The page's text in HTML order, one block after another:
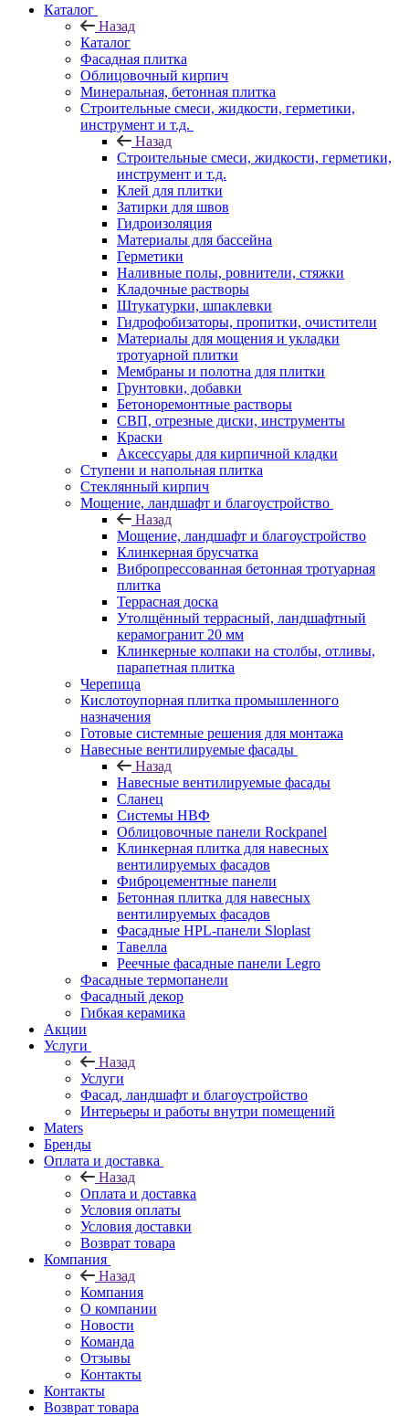
Каталог
Назад
Каталог
Фасадная плитка
Облицовочный кирпич
Минеральная, бетонная плитка
Строительные смеси, жидкости, герметики,
инструмент и т.д.
Назад
Строительные смеси, жидкости, герметики,
инструмент и т.д.
Клей для плитки
Затирки для швов
Гидроизоляция
Материалы для бассейна
Герметики
Наливные полы, ровнители, стяжки
Кладочные растворы
Штукатурки, шпаклевки
Гидрофобизаторы, пропитки, очистители
Материалы для мощения и укладки
тротуарной плитки
Мембраны и полотна для плитки
Грунтовки, добавки
Бетоноремонтные растворы
СВП, отрезные диски, инструменты
Краски
Аксессуары для кирпичной кладки
Ступени и напольная плитка
Cтеклянный кирпич
Мощение, ландшафт и благоустройство
Назад
Мощение, ландшафт и благоустройство
Клинкерная брусчатка
Вибропрессованная бетонная тротуарная
плитка
Террасная доска
Утолщённый террасный, ландшафтный
керамогранит 20 мм
Клинкерные колпаки на столбы, отливы,
парапетная плитка
Черепица
Кислотоупорная плитка промышленного
назначения
Готовые системные решения для монтажа
Навесные вентилируемые фасады
Назад
Навесные вентилируемые фасады
Сланец
Системы НВФ
Облицовочные панели Rockpanel
Клинкерная плитка для навесных
вентилируемых фасадов
Фиброцементные панели
Бетонная плитка для навесных
вентилируемых фасадов
Фасадные HPL-панели Sloplast
Тавелла
Реечные фасадные панели Legro
Фасадные термопанели
Фасадный декор
Гибкая керамика
Акции
Услуги
Назад
Услуги
Фасад, ландшафт и благоустройство
Интерьеры и работы внутри помещений
Maters
Бренды
Оплата и доставка
Назад
Оплата и доставка
Условия оплаты
Условия доставки
Возврат товара
Компания
Назад
Компания
О компании
Новости
Команда
Отзывы
Контакты
Контакты
Возврат товара